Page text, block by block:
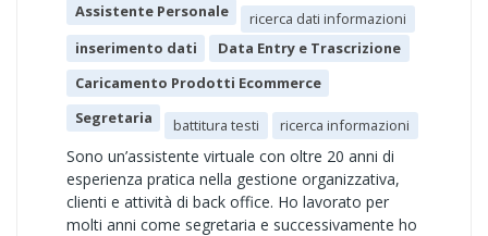
Assistente Personale
ricerca dati informazioni
inserimento dati
Data Entry e Trascrizione
Caricamento Prodotti Ecommerce
Segretaria
battitura testi ricerca informazioni
Sono un’assistente virtuale con oltre 20 anni di
esperienza pratica nella gestione organizzativa,
clienti e attività di back office. Ho lavorato per
molti anni come segretaria e successivamente ho